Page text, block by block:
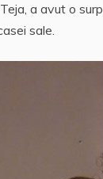
a avut o
sale.